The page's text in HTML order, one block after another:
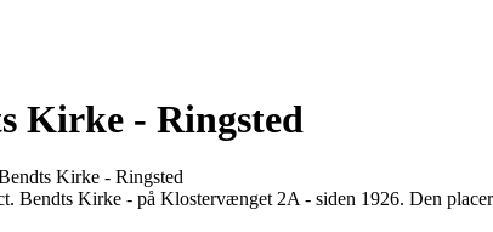
Kirke - Ringsted
Kirke - Ringsted
Bendts Kirke - på Klostervænget 2A - siden 1926. Den